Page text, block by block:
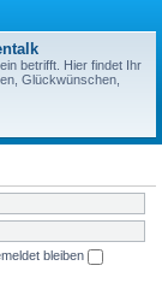
betrifft. Hier findet Ihr
Glückwünschen,
bleiben